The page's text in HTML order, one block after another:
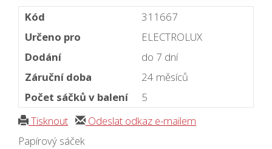
Kód
311667
Určeno pro
ELECTROLUX
Dodání
do 7 dní
Záruční doba
24 měsíců
Počet sáčků v balení
5
Tisknout
Odeslat odkaz e-mailem
Papírový sáček